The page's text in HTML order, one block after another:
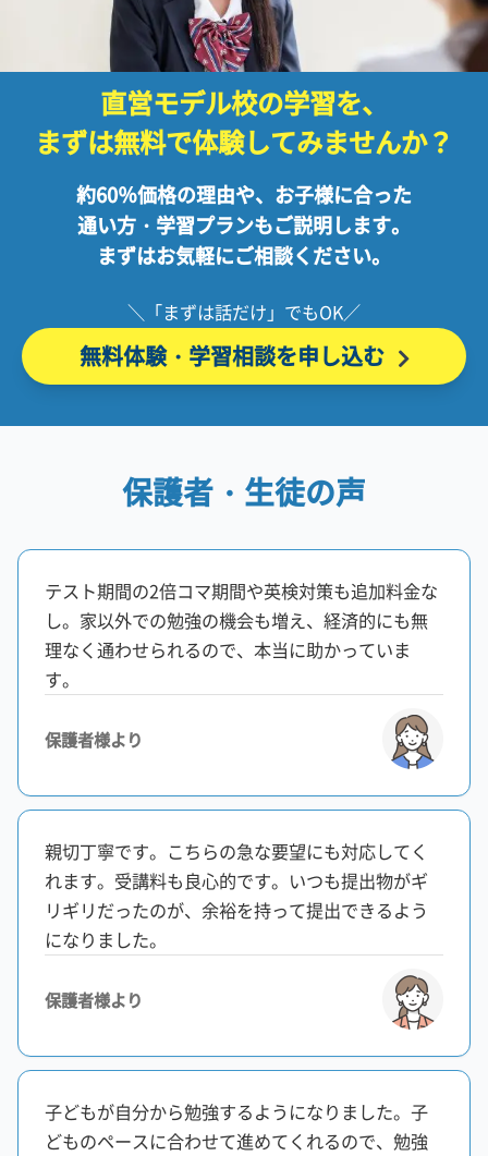
直営モデル校の学習を、
まずは無料で体験してみませんか？
約60％価格の理由や、お子様に合った
通い方・ 学習プランもご説明します。
まずはお気軽にご相談ください。
＼「まずは話だけ」でもOK／
無料体験・学習相談を申し込む
保護者・生徒の声
テスト期間の2倍コマ期間や英検対策も追加料金な
し。家以外での勉強の機会も増え、経済的にも無
理なく通わせられるので、本当に助かっていま
す。
保護者様より
親切丁寧です。こちらの急な要望にも対応してく
れます。受講料も良心的です。いつも提出物がギ
リギリだったのが、余裕を持って提出できるよう
になりました。
保護者様より
子どもが自分から勉強するようになりました。子
どものペースに合わせて進めてくれるので、勉強